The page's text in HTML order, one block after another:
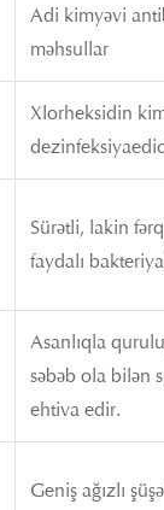
Adi kimyəvi
məhsullar
Xlorheksidin
Sürətli, lakin
faydalı
Asanlıqla
səbəb ola bilən
ehtiva edir.
Geniş ağızlı